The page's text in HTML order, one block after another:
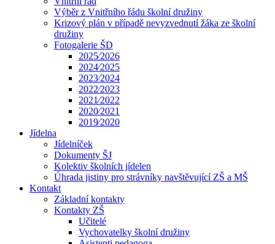
Výběr z Vnitřního řádu školní družiny
Krizový plán v případě nevyzvednutí žáka ze školní
družiny
Fotogalerie ŠD
2025⁄2026
2024⁄2025
2023⁄2024
2022⁄2023
2021⁄2022
2020⁄2021
2019⁄2020
Jídelna
Jídelníček
Dokumenty ŠJ
Kolektiv školních jídelen
Úhrada jistiny pro strávníky navštěvující ZŠ a MŠ
Kontakt
Základní kontakty
Kontakty ZŠ
Učitelé
Vychovatelky školní družiny